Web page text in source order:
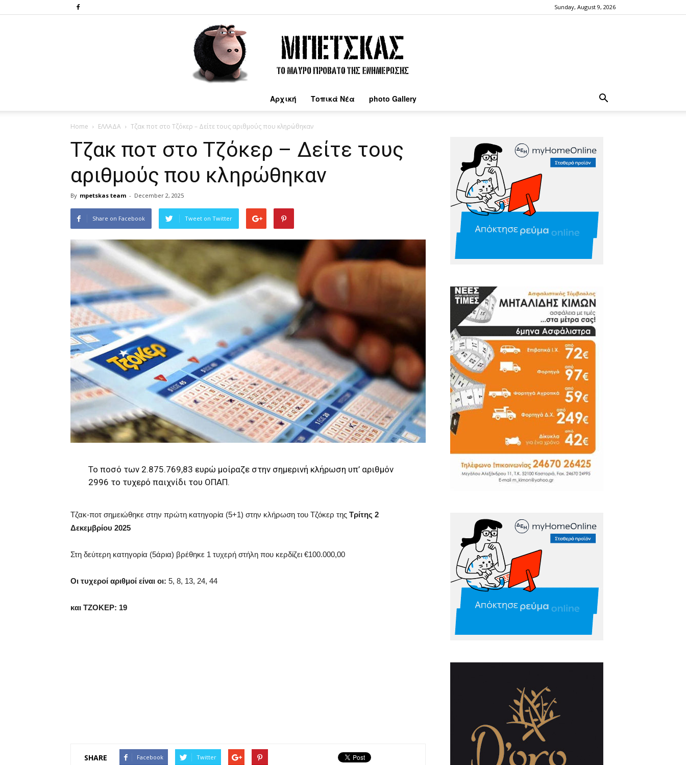
Sunday, August 9, 2026
Αρχική Τοπικά Νέα photo Gallery
Home ΕΛΛΑΔΑ Tζακ ποτ στο Τζόκερ – Δείτε τους αριθμούς που κληρώθηκαν
Tζακ ποτ στο Τζόκερ – Δείτε τους
αριθμούς που κληρώθηκαν
By mpetskas team - December 2, 2025
Share on Facebook Tweet on Twitter
Το ποσό των 2.875.769,83 ευρώ μοίραζε στην σημερινή κλήρωση υπ’ αριθμόν
2996 το τυχερό παιχνίδι του ΟΠΑΠ.
Τζακ-ποτ σημειώθηκε στην πρώτη κατηγορία (5+1) στην κλήρωση του Τζόκερ της Τρίτης 2
Δεκεμβρίου 2025
Στη δεύτερη κατηγορία (5άρια) βρέθηκε 1 τυχερή στήλη που κερδίζει €100.000,00
Οι τυχεροί αριθμοί είναι οι: 5, 8, 13, 24, 44
και ΤΖΟΚΕΡ: 19
SHARE Facebook Twitter